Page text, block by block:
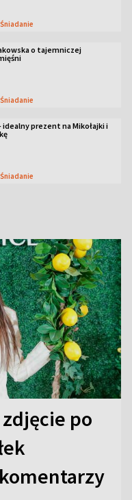
Śniadanie
o tajemniczej
Śniadanie
idealny prezent na Mikołajki i
Śniadanie
zdjęcie po